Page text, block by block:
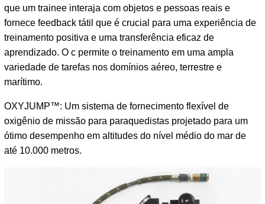
que um trainee interaja com objetos e pessoas reais e
fornece feedback tátil que é crucial para uma experiência de
treinamento positiva e uma transferência eficaz de
aprendizado. O c permite o treinamento em uma ampla
variedade de tarefas nos domínios aéreo, terrestre e
marítimo.
OXYJUMP™: Um sistema de fornecimento flexível de
oxigênio de missão para paraquedistas projetado para um
ótimo desempenho em altitudes do nível médio do mar de
até 10.000 metros.